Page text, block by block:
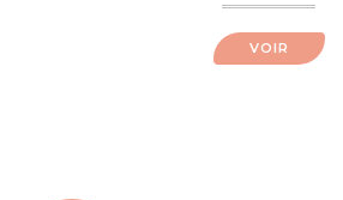
VOIR